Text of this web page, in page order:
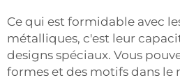
Ce qui est formidable avec
métalliques, c'est leur
designs spéciaux. Vous
formes et des motifs dans le